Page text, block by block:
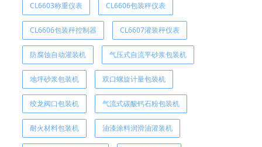
CL6603称重仪表 CL6606包装秤仪表
CL6606包装秤控制器 CL6607灌装秤仪表
防腐蚀自动灌装机 气压式自流平砂浆包装机
地坪砂浆包装机 双口螺旋计量包装机
绞龙阀口包装机 气流式碳酸钙石粉包装机
耐火材料包装机 油漆涂料润滑油灌装机